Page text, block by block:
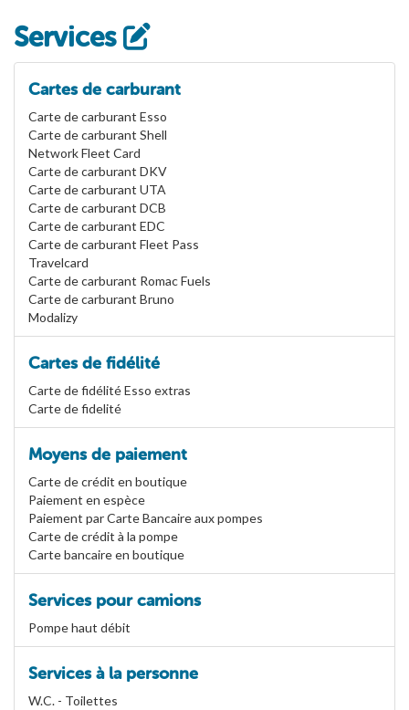
Services
Cartes de carburant
Carte de carburant Esso
Carte de carburant Shell
Network Fleet Card
Carte de carburant DKV
Carte de carburant UTA
Carte de carburant DCB
Carte de carburant EDC
Carte de carburant Fleet Pass
Travelcard
Carte de carburant Romac Fuels
Carte de carburant Bruno
Modalizy
Cartes de fidélité
Carte de fidélité Esso extras
Carte de fidelité
Moyens de paiement
Carte de crédit en boutique
Paiement en espèce
Paiement par Carte Bancaire aux pompes
Carte de crédit à la pompe
Carte bancaire en boutique
Services pour camions
Pompe haut débit
Services à la personne
W.C. - Toilettes